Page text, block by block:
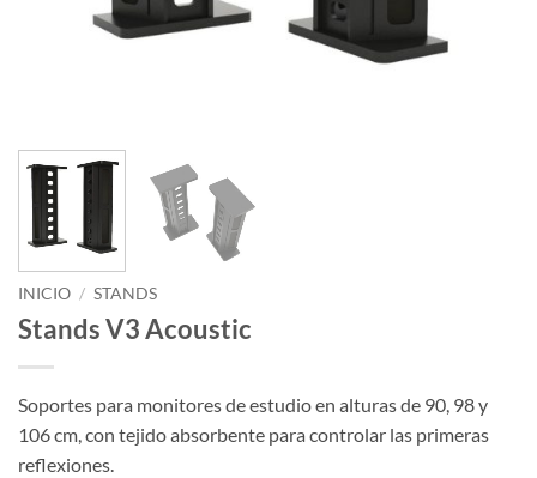
INICIO / STANDS
Stands V3 Acoustic
Soportes para monitores de estudio en alturas de 90, 98 y
106 cm, con tejido absorbente para controlar las primeras
reflexiones.